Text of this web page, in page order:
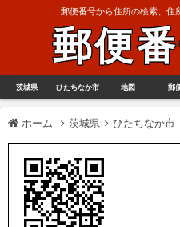
郵便番号から住所の検索、住
郵便
茨城県 ひたちなか市 地図 郵
ホーム 茨城県 ひたちなか市